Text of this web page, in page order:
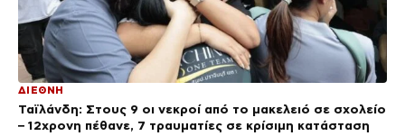
ΔΙΕΘΝΗ
Ταϊλάνδη: Στους 9 οι νεκροί από το μακελειό σε σχολείο
– 12χρονη πέθανε, 7 τραυματίες σε κρίσιμη κατάσταση